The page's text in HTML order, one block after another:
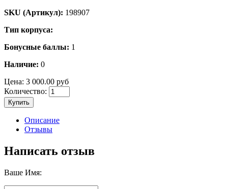
SKU (Артикул): 198907
Тип корпуса:
Бонусные баллы: 1
Наличие: 0
Цена: 3 000.00 руб
Количество:
Купить
Описание
Отзывы
Написать отзыв
Ваше Имя: